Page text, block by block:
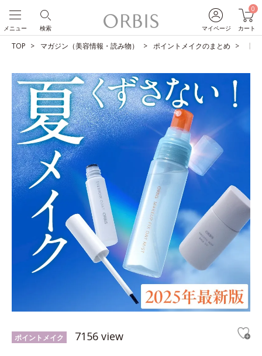
マイページ
0
カート
検索
メニュー
TOP マガジン（美容情報・読み物） ポイントメイクのまとめ 【
ポイントメイク 7156 view